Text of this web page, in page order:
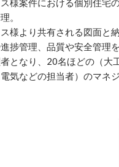
ス様案件における個別住宅
。
様より共有される図面と
捗管理、品質や安全管理を
者となり、20名ほどの（大
気などの担当者）のマネ